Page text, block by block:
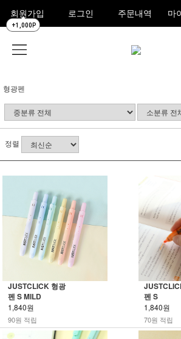
회원가입
+1,000P
로그인 주문내역 마
형광펜
정렬
JUSTCLICK 형광
펜 S MILD
1,840원
90원 적립
펜 S
1,840원
70원 적립